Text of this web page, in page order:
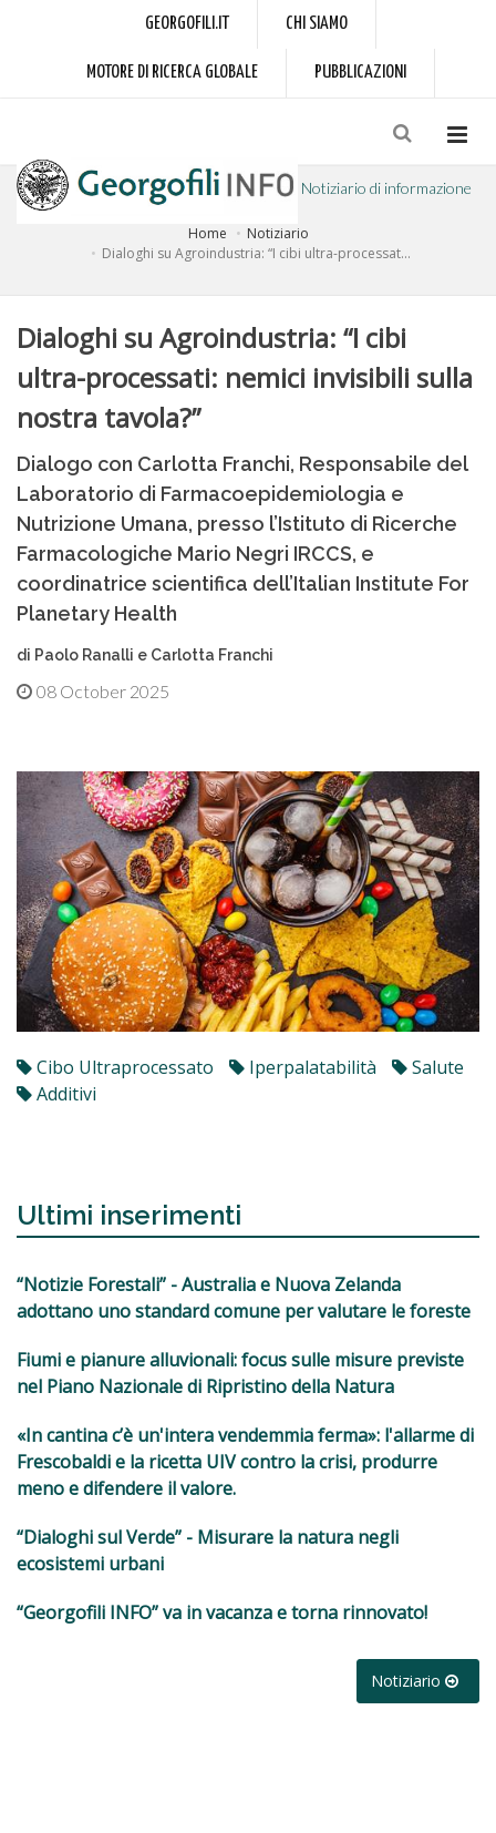
GEORGOFILI.IT CHI SIAMO
MOTORE DI RICERCA GLOBALE PUBBLICAZIONI
Notiziario di informazione
a cura dell'Accademia dei Georgofili
Home
Notiziario
Dialoghi su Agroindustria: “I cibi ultra-processat...
Dialoghi su Agroindustria: “I cibi
ultra-processati: nemici invisibili sulla
nostra tavola?”
Dialogo con Carlotta Franchi, Responsabile del
Laboratorio di Farmacoepidemiologia e
Nutrizione Umana, presso l’Istituto di Ricerche
Farmacologiche Mario Negri IRCCS, e
coordinatrice scientifica dell’Italian Institute For
Planetary Health
di Paolo Ranalli e Carlotta Franchi
08 October 2025
Cibo Ultraprocessato Iperpalatabilità
Salute
Additivi
Ultimi inserimenti
“Notizie Forestali” - Australia e Nuova Zelanda
adottano uno standard comune per valutare le foreste
Fiumi e pianure alluvionali: focus sulle misure previste
nel Piano Nazionale di Ripristino della Natura
«In cantina c’è un'intera vendemmia ferma»: l'allarme di
Frescobaldi e la ricetta UIV contro la crisi, produrre
meno e difendere il valore.
“Dialoghi sul Verde” - Misurare la natura negli
ecosistemi urbani
“Georgofili INFO” va in vacanza e torna rinnovato!
Notiziario